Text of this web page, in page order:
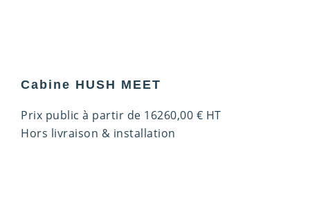
Cabine HUSH MEET
Prix public à partir de 16260,00 € HT
Hors livraison & installation